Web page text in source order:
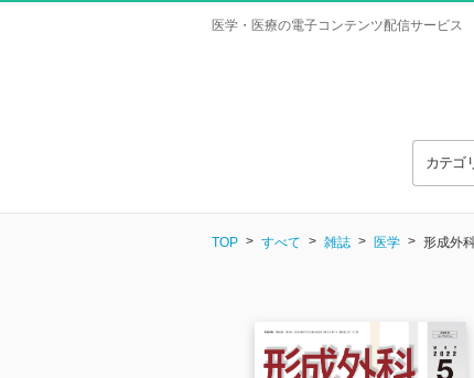
医学・医療の電子コンテンツ配信サービス
カテゴ
TOP すべて 雑誌 医学 形成外